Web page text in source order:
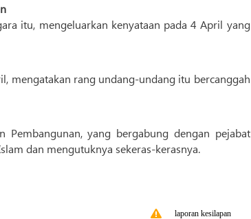
itu, mengeluarkan kenyataan pada 4 April yang
mengatakan rang undang-undang itu bercanggah
yang bergabung dengan pejabat
dan mengutuknya sekeras-kerasnya.
laporan kesilapan